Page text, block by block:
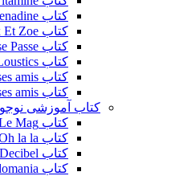
کتاب Grenadine
کتاب Alex Et Zoe
کتاب Passe Passe
کتاب Les Loustics
کتاب Ludo et ses amis
کتاب Ludo et ses amis
کتاب آموزشی
کتاب Le Mag
کتاب Oh la la
کتاب Decibel
کتاب Adomania